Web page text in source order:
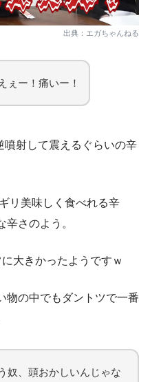
出典：エガちゃんねる
ぇー！痛いー！
噴射して震えるぐらいの辛
リ美味しく食べれる辛
さのよう。
大きかったようですｗ
物の中でもダントツで一番
奴、頭おかしいんじゃな